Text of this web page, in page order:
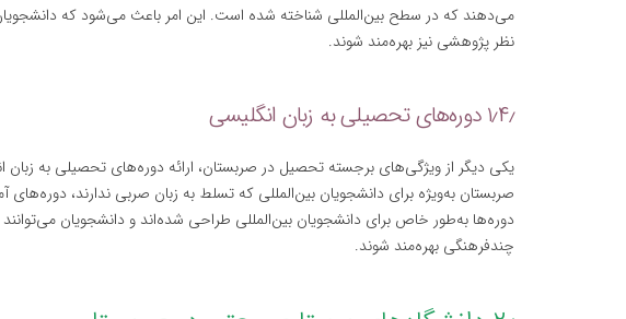
می‌دهند که در سطح بین‌المللی شناخته شده است. این امر باعث می‌شود که دانشجویان
نظر پژوهشی نیز بهره‌مند شوند.
۱٫۴٫ دوره‌های تحصیلی به زبان انگلیسی
یکی دیگر از ویژگی‌های برجسته تحصیل در صربستان، ارائه دوره‌های تحصیلی به زبان
صربستان به‌ویژه برای دانشجویان بین‌المللی که تسلط به زبان صربی ندارند، دوره‌های
دوره‌ها به‌طور خاص برای دانشجویان بین‌المللی طراحی شده‌اند و دانشجویان
چندفرهنگی بهره‌مند شوند.